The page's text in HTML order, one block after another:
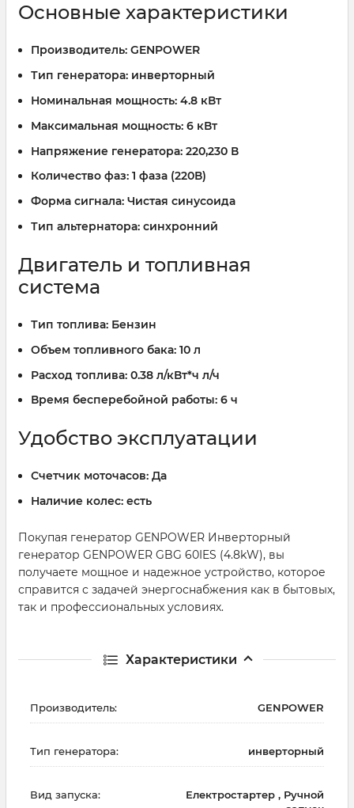
Основные характеристики
Производитель: GENPOWER
Тип генератора: инверторный
Номинальная мощность: 4.8 кВт
Максимальная мощность: 6 кВт
Напряжение генератора: 220,230 В
Количество фаз: 1 фаза (220В)
Форма сигнала: Чистая синусоида
Тип альтернатора: синхронний
Двигатель и топливная
система
Тип топлива: Бензин
Объем топливного бака: 10 л
Расход топлива: 0.38 л/кВт*ч л/ч
Время бесперебойной работы: 6 ч
Удобство эксплуатации
Счетчик моточасов: Да
Наличие колес: есть
Покупая генератор GENPOWER Инверторный
генератор GENPOWER GBG 60IES (4.8kW), вы
получаете мощное и надежное устройство, которое
справится с задачей энергоснабжения как в бытовых,
так и профессиональных условиях.
Характеристики
Производитель: GENPOWER
Тип генератора: инверторный
Вид запуска:
Електростартер , Ручной